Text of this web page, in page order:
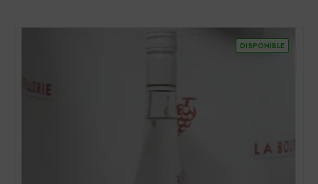
DISPONIBLE